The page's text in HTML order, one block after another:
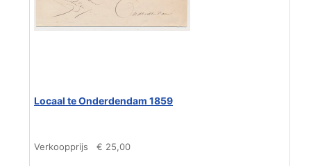
Locaal te Onderdendam 1859
Verkoopprijs € 25,00